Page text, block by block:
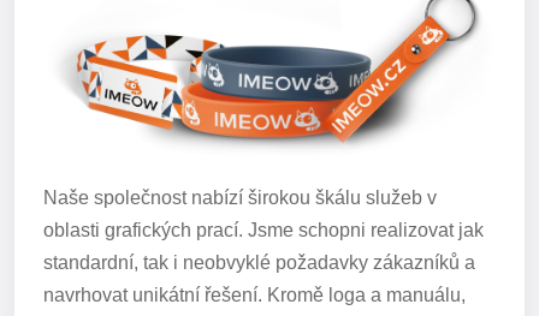
Naše společnost nabízí širokou škálu služeb v
oblasti grafických prací. Jsme schopni realizovat jak
standardní, tak i neobvyklé požadavky zákazníků a
navrhovat unikátní řešení. Kromě loga a manuálu,